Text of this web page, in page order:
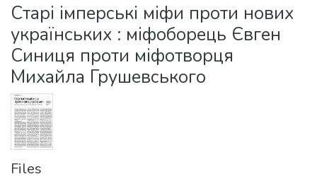
All of DSpace
Statistics
Старі імперські міфи проти нових
українських : міфоборець Євген
Синиця проти міфотворця
Михайла Грушевського
Files